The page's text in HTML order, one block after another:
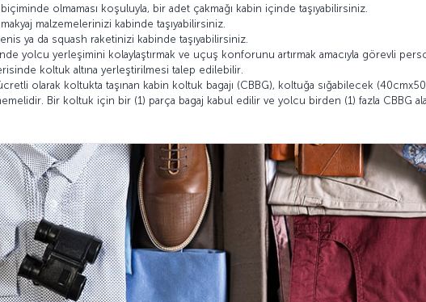
biçiminde olmaması koşuluyla, bir adet çakmağı kabin içinde taşıyabilirsiniz.
malzemelerinizi kabinde taşıyabilirsiniz.
ya da squash raketinizi kabinde taşıyabilirsiniz.
yolcu yerleşimini kolaylaştırmak ve uçuş konforunu artırmak amacıyla görevli
koltuk altına yerleştirilmesi talep edilebilir.
olarak koltukta taşınan kabin koltuk bagajı (CBBG), koltuğa sığabilecek
Bir koltuk için bir (1) parça bagaj kabul edilir ve yolcu birden (1) fazla CBBG